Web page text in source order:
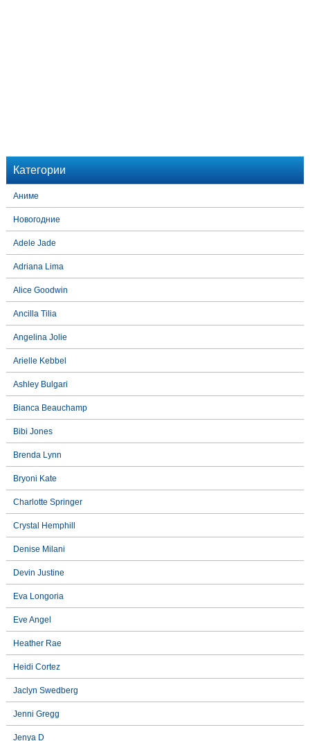
Категории
Аниме
Новогодние
Adele Jade
Adriana Lima
Alice Goodwin
Ancilla Tilia
Angelina Jolie
Arielle Kebbel
Ashley Bulgari
Bianca Beauchamp
Bibi Jones
Brenda Lynn
Bryoni Kate
Charlotte Springer
Crystal Hemphill
Denise Milani
Devin Justine
Eva Longoria
Eve Angel
Heather Rae
Heidi Cortez
Jaclyn Swedberg
Jenni Gregg
Jenya D